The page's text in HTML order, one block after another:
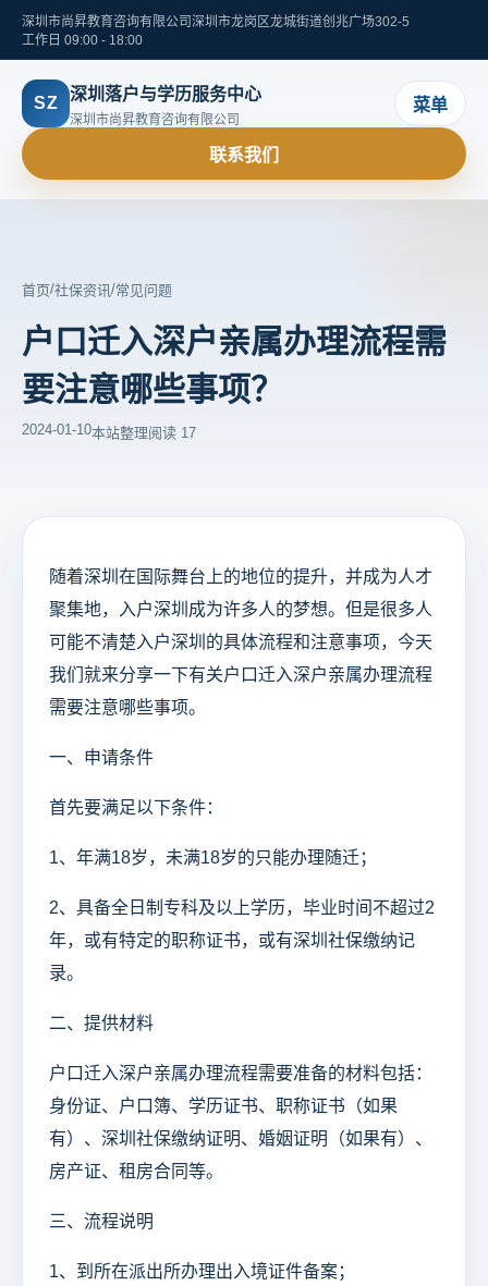
深圳市尚昇教育咨询有限公司 深圳市龙岗区龙城街道创兆广场302-5
工作日 09:00 - 18:00
SZ 深圳落户与学历服务中心
深圳市尚昇教育咨询有限公司
菜单
联系我们
首页/社保资讯/常见问题
户口迁入深户亲属办理流程需
要注意哪些事项？
2024-01-10本站整理阅读 17
随着深圳在国际舞台上的地位的提升，并成为人才
聚集地，入户深圳成为许多人的梦想。但是很多人
可能不清楚入户深圳的具体流程和注意事项，今天
我们就来分享一下有关户口迁入深户亲属办理流程
需要注意哪些事项。
一、申请条件
首先要满足以下条件：
1、年满18岁，未满18岁的只能办理随迁；
2、具备全日制专科及以上学历，毕业时间不超过2
年，或有特定的职称证书，或有深圳社保缴纳记
录。
二、提供材料
户口迁入深户亲属办理流程需要准备的材料包括：
身份证、户口簿、学历证书、职称证书（如果
有）、深圳社保缴纳证明、婚姻证明（如果有）、
房产证、租房合同等。
三、流程说明
1、到所在派出所办理出入境证件备案；